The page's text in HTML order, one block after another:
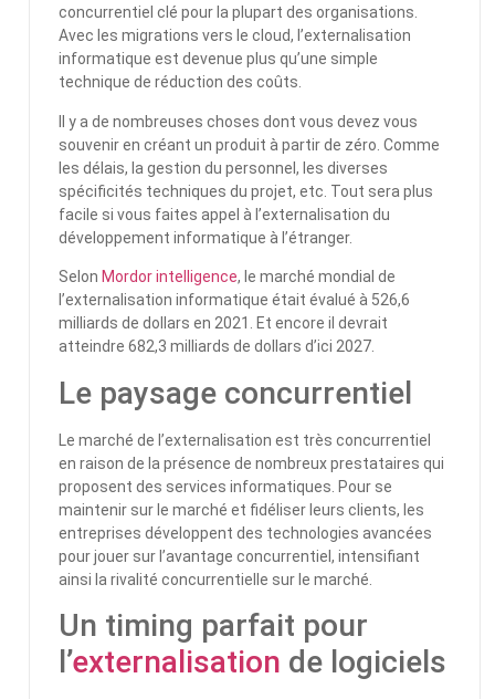
concurrentiel clé pour la plupart des organisations.
Avec les migrations vers le cloud, l’externalisation
informatique est devenue plus qu’une simple
technique de réduction des coûts.
Il y a de nombreuses choses dont vous devez vous
souvenir en créant un produit à partir de zéro. Comme
les délais, la gestion du personnel, les diverses
spécificités techniques du projet, etc. Tout sera plus
facile si vous faites appel à l’externalisation du
développement informatique à l’étranger.
Selon Mordor intelligence, le marché mondial de
l’externalisation informatique était évalué à 526,6
milliards de dollars en 2021. Et encore il devrait
atteindre 682,3 milliards de dollars d’ici 2027.
Le paysage concurrentiel
Le marché de l’externalisation est très concurrentiel
en raison de la présence de nombreux prestataires qui
proposent des services informatiques. Pour se
maintenir sur le marché et fidéliser leurs clients, les
entreprises développent des technologies avancées
pour jouer sur l’avantage concurrentiel, intensifiant
ainsi la rivalité concurrentielle sur le marché.
Un timing parfait pour
l’externalisation de logiciels